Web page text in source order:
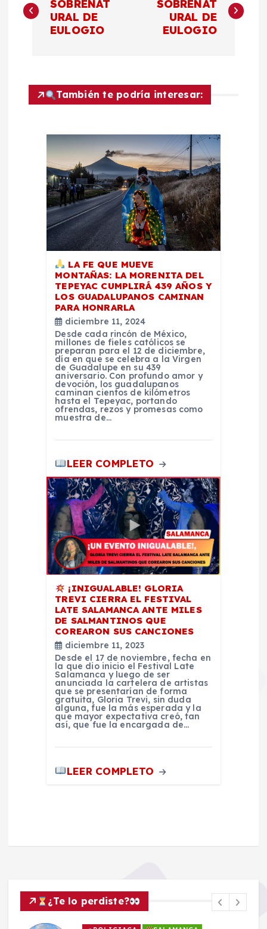
a
g
SOBRENAT
URAL DE
EULOGIO
SOBRENAT
URAL DE
EULOGIO
También te podría interesar:
LA FE QUE MUEVE
MONTAÑAS: LA MORENITA DEL
TEPEYAC CUMPLIRÁ 439 AÑOS Y
LOS GUADALUPANOS CAMINAN
PARA HONRARLA
diciembre 11, 2024
Desde cada rincón de México,
millones de fieles católicos se
preparan para el 12 de diciembre,
día en que se celebra a la Virgen
de Guadalupe en su 439
aniversario. Con profundo amor y
devoción, los guadalupanos
caminan cientos de kilómetros
hasta el Tepeyac, portando
ofrendas, rezos y promesas como
muestra de…
LEER COMPLETO
¡INIGUALABLE! GLORIA
TREVI CIERRA EL FESTIVAL
LATE SALAMANCA ANTE MILES
DE SALMANTINOS QUE
COREARON SUS CANCIONES
diciembre 11, 2023
Desde el 17 de noviembre, fecha en
la que dio inicio el Festival Late
Salamanca y luego de ser
anunciada la cartelera de artistas
que se presentarían de forma
gratuita, Gloria Trevi, sin duda
alguna, fue la más esperada y la
que mayor expectativa creó, tan
así, que fue la encargada de…
LEER COMPLETO
¿Te lo perdiste?